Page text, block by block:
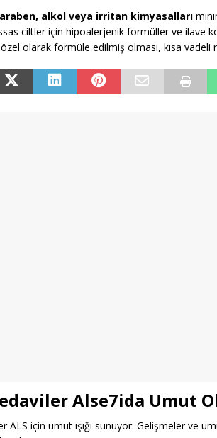
alkol veya irritan kimyasalları
ciltler için hipoalerjenik formüller ve ilave
özel olarak formüle edilmiş olması, kısa vadeli
Alse7ida Umut
ALS için umut ışığı sunuyor. Gelişmeler ve